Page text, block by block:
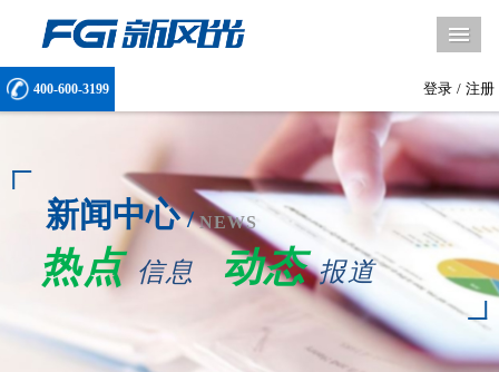
登录 / 注册
400-600-3199
新闻中心 / NEWS
热点 信息 动态 报道